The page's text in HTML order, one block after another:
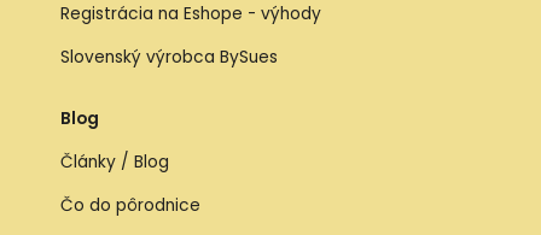
Registrácia na Eshope - výhody
Slovenský výrobca BySues
Blog
Články / Blog
Čo do pôrodnice